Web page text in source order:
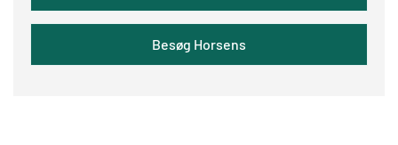
Besøg Horsens